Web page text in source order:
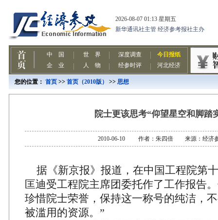
您的位置： 首页 >> 首页（2010版） >> 思想
院士更该思考“仰望星空和脚踏
2010-06-10 作者：朱四倍 来源：经济
据《新京报》报道，在中国工程院第
匡迪受工程院主席团委托作了工作报告
珍惜院士荣誉，保持这一称号的纯洁，
被滥用的资源。”